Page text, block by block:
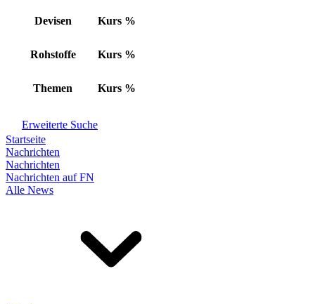
Devisen Kurs %
Rohstoffe Kurs %
Themen Kurs %
Erweiterte Suche
Startseite
Nachrichten
Nachrichten
Nachrichten auf FN
Alle News